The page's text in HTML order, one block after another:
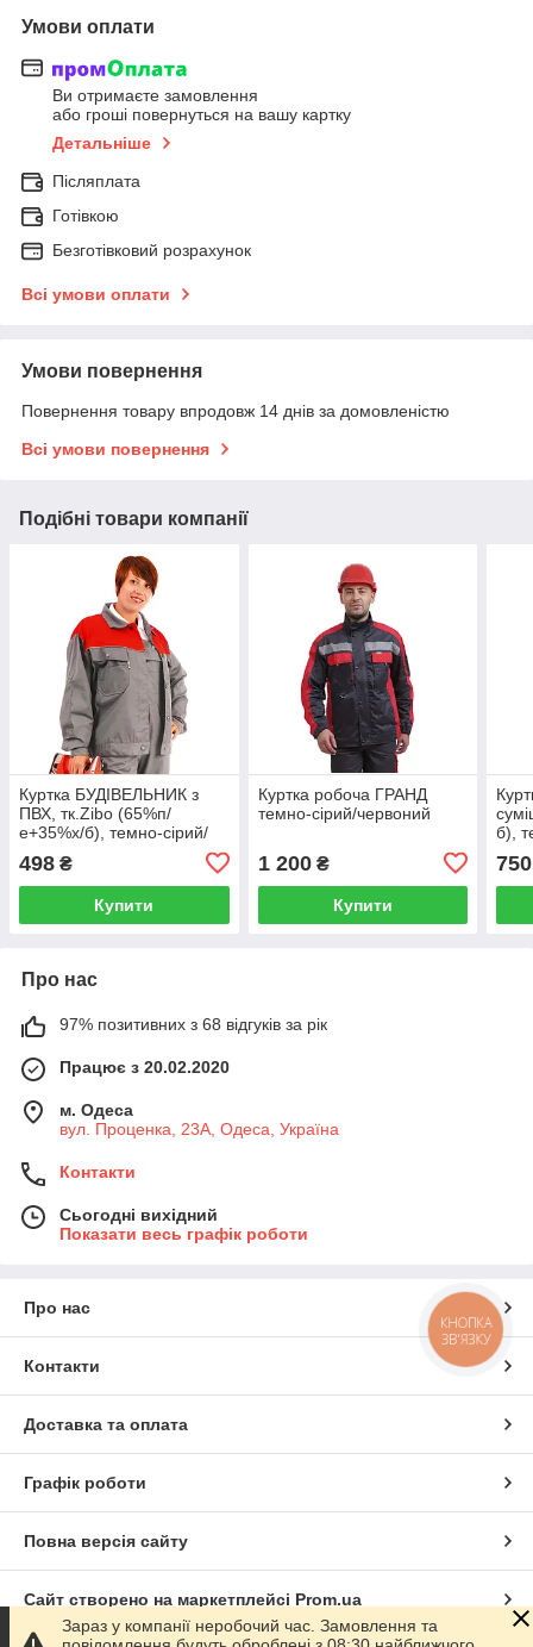
Умови оплати
Ви отримаєте замовлення
або гроші повернуться на вашу картку
Детальніше
Післяплата
Готівкою
Безготівковий розрахунок
Всі умови оплати
Умови повернення
Повернення товару впродовж 14 днів за домовленістю
Всі умови повернення
Подібні товари компанії
Куртка БУДІВЕЛЬНИК з
ПВХ, тк.Zibo (65%п/
е+35%х/б), темно-сірий/
498 ₴
Купити
Куртка робоча ГРАНД
темно-сірий/червоний
1 200₴
Купити
б),
750
Про нас
97% позитивних з 68 відгуків за рік
Працює з 20.02.2020
м. Одеса
вул. Проценка, 23А, Одеса, Україна
Контакти
Сьогодні вихідний
Показати весь графік роботи
Про нас
Контакти
Доставка та оплата
Графік роботи
Повна версія сайту
Сайт створено на маркетплейсі Prom.ua
Зараз у компанії неробочий час. Замовлення та
КНОПКА
ЗВ'ЯЗКУ